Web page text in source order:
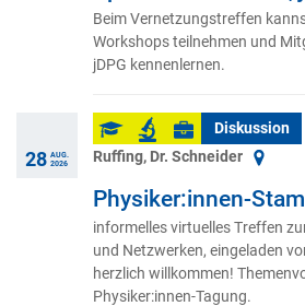
Beim Vernetzungstreffen
Workshops teilnehmen und
jDPG kennenlernen.
28 AUG.
2026
Diskussion
Ruffing, Dr. Schneider
Physiker:innen-
informelles virtuelles Treffen
und Netzwerken, eingeladen
herzlich willkommen!
Physiker:innen-Tagung.